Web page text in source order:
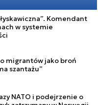
Komendant
w systemie
migrantów jako broń
szantażu”
NATO i podejrzenie o